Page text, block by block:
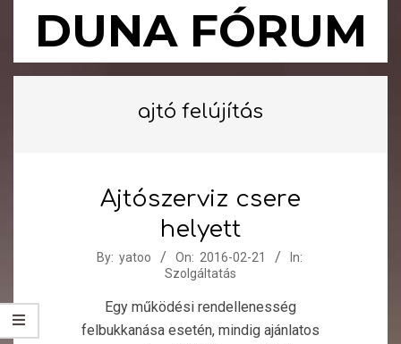
DUNA FÓRUM
Primary
ajtó felújítás
Ajtószerviz csere
helyett
2016-By: yatoo On: 2016-02-21
In:
Szolgáltatás
Egy működési rendellenesség
felbukkanása esetén, mindig ajánlatos